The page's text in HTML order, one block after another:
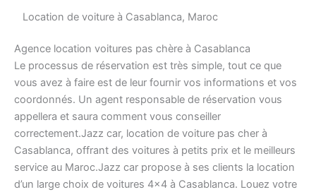
Location de voiture à Casablanca, Maroc
Agence location voitures pas chère à Casablanca
Le processus de réservation est très simple, tout ce que
vous avez à faire est de leur fournir vos informations et vos
coordonnés. Un agent responsable de réservation vous
appellera et saura comment vous conseiller
correctement.Jazz car, location de voiture pas cher à
Casablanca, offrant des voitures à petits prix et le meilleurs
service au Maroc.Jazz car propose à ses clients la location
d’un large choix de voitures 4×4 à Casablanca. Louez votre